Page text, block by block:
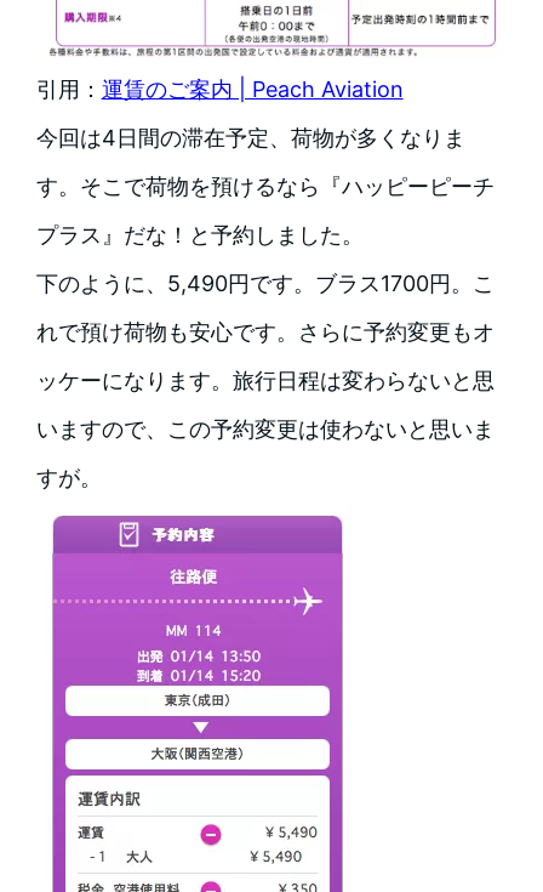
引用： 運賃のご案内 | Peach Aviation
今回は4日間の滞在予定、荷物が多くなりま
す。そこで荷物を預けるなら『ハッピーピーチ
プラス』だな！と予約しました。
下のように、5,490円です。ブラス1700円。こ
れで預け荷物も安心です。さらに予約変更もオ
ッケーになります。旅行日程は変わらないと思
いますので、この予約変更は使わないと思いま
すが。